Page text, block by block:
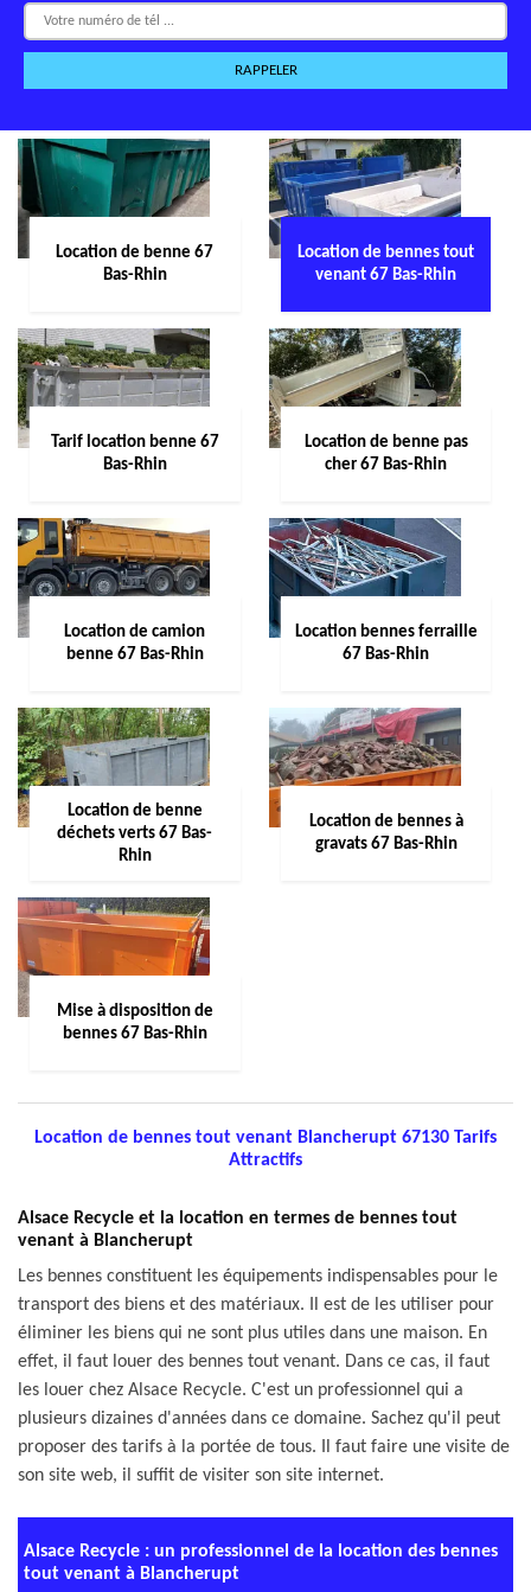
Location de benne 67
Bas-Rhin
Location de bennes tout
venant 67 Bas-Rhin
Tarif location benne 67
Bas-Rhin
Location de benne pas
cher 67 Bas-Rhin
Location de camion
benne 67 Bas-Rhin
Location bennes ferraille
67 Bas-Rhin
Location de benne
déchets verts 67 Bas-
Rhin
Location de bennes à
gravats 67 Bas-Rhin
Mise à disposition de
bennes 67 Bas-Rhin
Location de bennes tout venant Blancherupt 67130 Tarifs
Attractifs
Alsace Recycle et la location en termes de bennes tout
venant à Blancherupt
Les bennes constituent les équipements indispensables pour le
transport des biens et des matériaux. Il est de les utiliser pour
éliminer les biens qui ne sont plus utiles dans une maison. En
effet, il faut louer des bennes tout venant. Dans ce cas, il faut
les louer chez Alsace Recycle. C'est un professionnel qui a
plusieurs dizaines d'années dans ce domaine. Sachez qu'il peut
proposer des tarifs à la portée de tous. Il faut faire une visite de
son site web, il suffit de visiter son site internet.
Alsace Recycle : un professionnel de la location des bennes
tout venant à Blancherupt